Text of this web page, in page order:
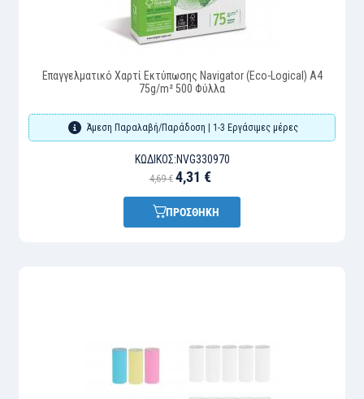
Επαγγελματικό Χαρτί Εκτύπωσης Navigator (Eco-Logical) A4
75g/m² 500 Φύλλα
Άμεση Παραλαβή/Παράδοση | 1-3 Εργάσιμες μέρες
ΚΩΔΙΚΌΣ:NVG330970
4,69 € 4,31 €
ΠΡΟΣΘΗΚΗ